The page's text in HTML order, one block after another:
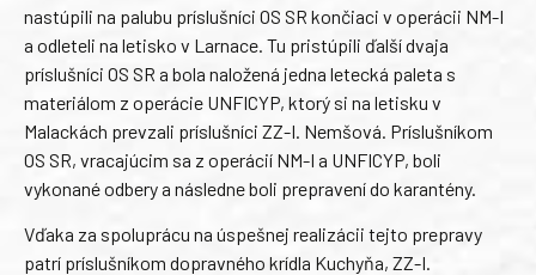
nastúpili na palubu príslušníci OS SR končiaci v operácii NM-I
a odleteli na letisko v Larnace. Tu pristúpili ďalší dvaja
príslušníci OS SR a bola naložená jedna letecká paleta s
materiálom z operácie UNFICYP, ktorý si na letisku v
Malackách prevzali príslušníci ZZ-I. Nemšová. Príslušníkom
OS SR, vracajúcim sa z operácií NM-I a UNFICYP, boli
vykonané odbery a následne boli prepravení do karantény.
Vďaka za spoluprácu na úspešnej realizácii tejto prepravy
patrí príslušníkom dopravného krídla Kuchyňa, ZZ-I.